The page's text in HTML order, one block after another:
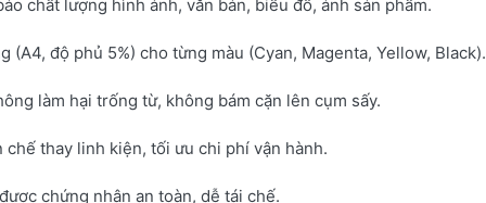
chất lượng hình ảnh, văn bản, biểu đồ, ảnh sản phẩm.
(A4, độ phủ 5%) cho từng màu (Cyan, Magenta, Yellow, Black).
làm hại trống từ, không bám cặn lên cụm sấy.
thay linh kiện, tối ưu chi phí vận hành.
chứng nhận an toàn, dễ tái chế.